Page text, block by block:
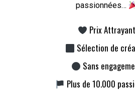
passionnées…
Prix Attrayant
Sélection de
Sans
Plus de 10.000